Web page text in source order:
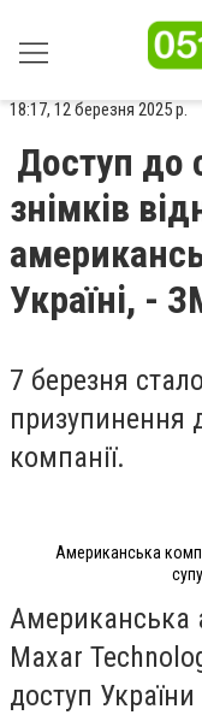
18:17, 12 березня 2025 р.
Доступ до
знімків
Україні, -
7 березня
призупинення
компанії.
Американська
Американська
Maxar
доступ